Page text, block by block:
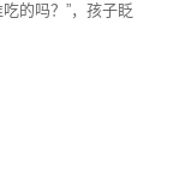
的吗？”，孩子眨